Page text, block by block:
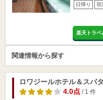
日帰り 宿
楽天トラベ
関連情報から探す
ロワジールホテル＆スパ
4.0点/ 1 件